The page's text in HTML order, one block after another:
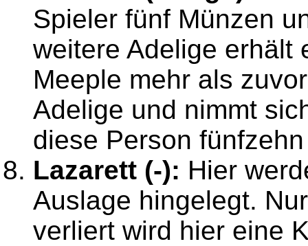
Spieler fünf Münzen
weitere Adelige erhält
Meeple mehr als
Adelige und nimmt
diese Person
Lazarett (-): Hier
Auslage hingelegt.
verliert wird hier eine